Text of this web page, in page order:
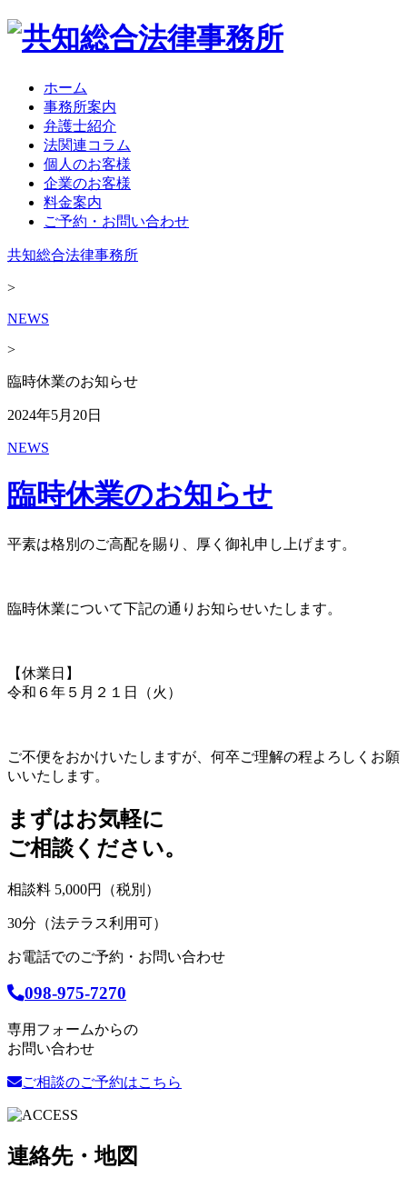
ホーム
事務所案内
弁護士紹介
法関連コラム
個人のお客様
企業のお客様
料金案内
ご予約・お問い合わせ
共知総合法律事務所
>
NEWS
>
臨時休業のお知らせ
2024年5月20日
NEWS
臨時休業のお知らせ
平素は格別のご高配を賜り、厚く御礼申し上げます。
臨時休業について下記の通りお知らせいたします。
【休業日】
令和６年５月２１日（火）
ご不便をおかけいたしますが、何卒ご理解の程よろしくお願
いいたします。
まずはお気軽に
ご相談ください。
相談料 5,000円（税別）
30分（法テラス利用可）
お電話でのご予約・お問い合わせ
098-975-7270
専用フォームからの
お問い合わせ
ご相談のご予約はこちら
連絡先・地図